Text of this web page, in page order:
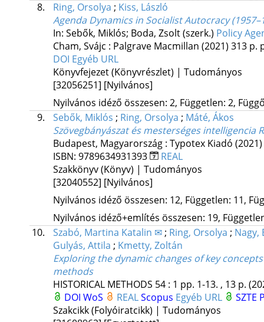
8.
Ring, Orsolya ; Kiss, László
Agenda Dynamics in Socialist Autocracy
In: Sebők, Miklós; Boda, Zsolt (szerk.) Policy
Cham, Svájc : Palgrave Macmillan (2021) 313 p.
DOI Egyéb URL
Könyvfejezet (Könyvrészlet) | Tudományos
[32056251] [Nyilvános]
Nyilvános idéző összesen: 2, Független: 2,
9.
Sebők, Miklós ; Ring, Orsolya ; Máté, Ákos
Szövegbányászat és mesterséges intelligencia
Budapest, Magyarország : Typotex Kiadó (2021)
ISBN: 9789634931393
REAL
Szakkönyv (Könyv) | Tudományos
[32040552] [Nyilvános]
Nyilvános idéző összesen: 12, Független: 11,
Nyilvános idéző+említés összesen: 19,
10.
Szabó, Martina Katalin ✉; Ring, Orsolya ; Nagy,
Gulyás, Attila ; Kmetty, Zoltán
Exploring the dynamic changes of key
methods
HISTORICAL METHODS 54: 1 pp. 1-13. , 13 p.
DOI WoS REALScopus Egyéb URL
SZTE
Szakcikk (Folyóiratcikk) | Tudományos